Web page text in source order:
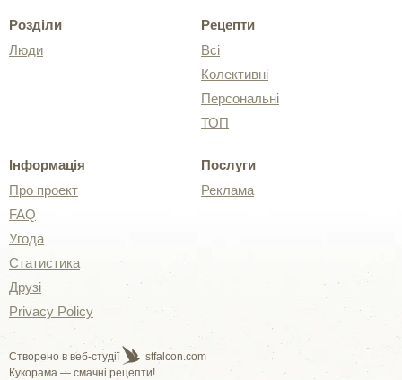
Розділи
Люди
Рецепти
Всі
Колективні
Персональні
ТОП
Інформація
Про проект
FAQ
Угода
Статистика
Друзі
Privacy Policy
Послуги
Реклама
Створено в веб-студії
stfalcon.com
Кукорама — смачні рецепти!